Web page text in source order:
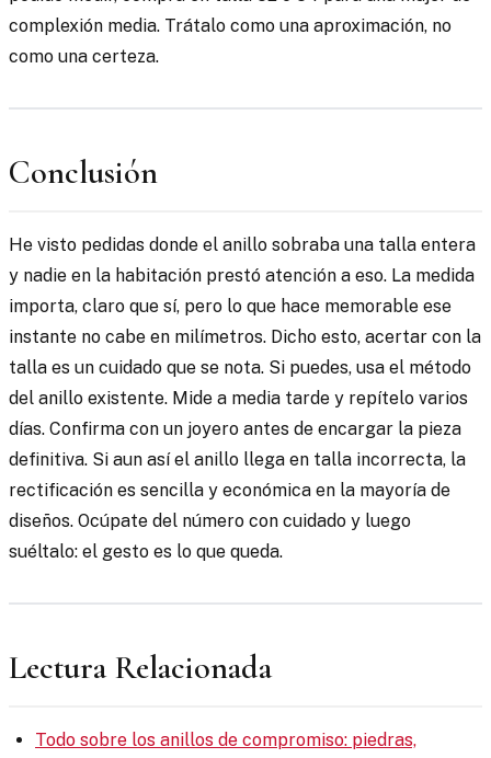
complexión media. Trátalo como una aproximación, no
como una certeza.
Conclusión
He visto pedidas donde el anillo sobraba una talla entera
y nadie en la habitación prestó atención a eso. La medida
importa, claro que sí, pero lo que hace memorable ese
instante no cabe en milímetros. Dicho esto, acertar con la
talla es un cuidado que se nota. Si puedes, usa el método
del anillo existente. Mide a media tarde y repítelo varios
días. Confirma con un joyero antes de encargar la pieza
definitiva. Si aun así el anillo llega en talla incorrecta, la
rectificación es sencilla y económica en la mayoría de
diseños. Ocúpate del número con cuidado y luego
suéltalo: el gesto es lo que queda.
Lectura Relacionada
Todo sobre los anillos de compromiso: piedras,